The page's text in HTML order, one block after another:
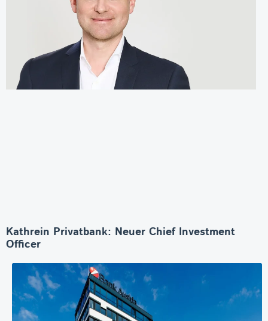
Kathrein Privatbank: Neuer Chief Investment
Officer